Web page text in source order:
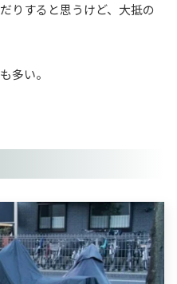
りすると思うけど、大抵の
多い。